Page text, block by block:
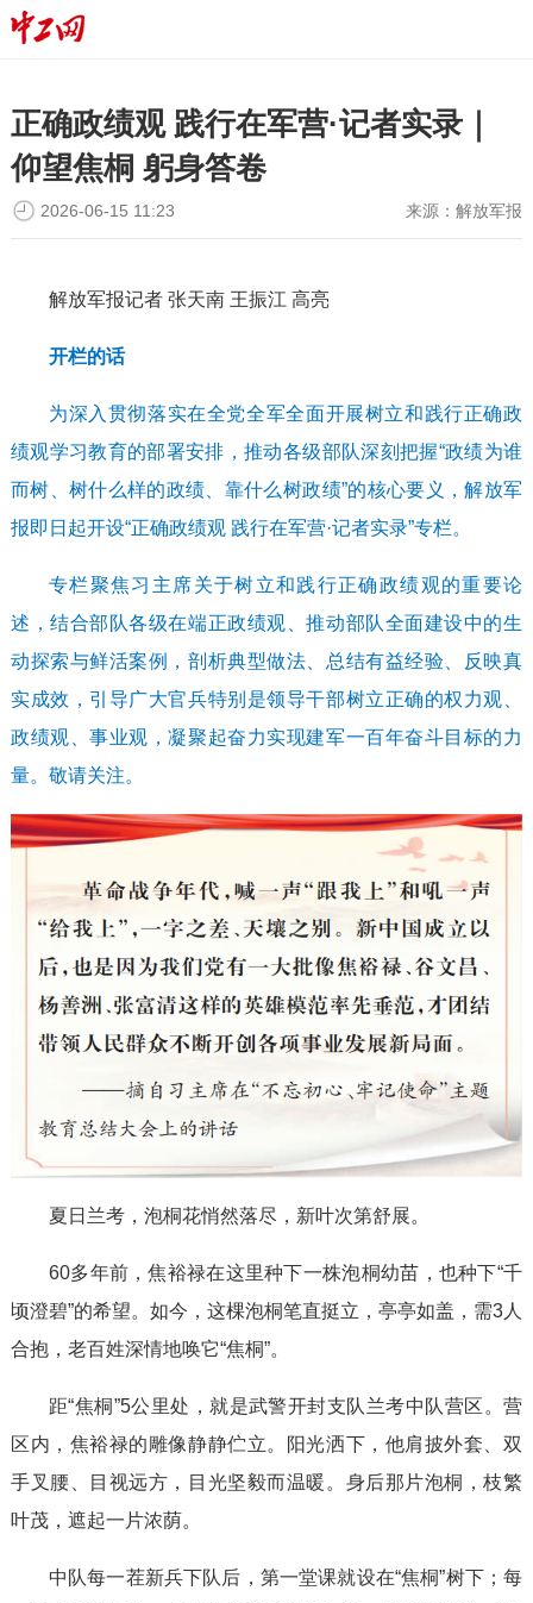
正确政绩观 践行在军营·记者实录｜
仰望焦桐 躬身答卷
来源：解放军报
2026-06-15 11:23
解放军报记者 张天南 王振江 高亮
开栏的话
为深入贯彻落实在全党全军全面开展树立和践行正确政
绩观学习教育的部署安排，推动各级部队深刻把握“政绩为谁
而树、树什么样的政绩、靠什么树政绩”的核心要义，解放军
报即日起开设“正确政绩观 践行在军营·记者实录”专栏。
专栏聚焦习主席关于树立和践行正确政绩观的重要论
述，结合部队各级在端正政绩观、推动部队全面建设中的生
动探索与鲜活案例，剖析典型做法、总结有益经验、反映真
实成效，引导广大官兵特别是领导干部树立正确的权力观、
政绩观、事业观，凝聚起奋力实现建军一百年奋斗目标的力
量。敬请关注。
夏日兰考，泡桐花悄然落尽，新叶次第舒展。
60多年前，焦裕禄在这里种下一株泡桐幼苗，也种下“千
顷澄碧”的希望。如今，这棵泡桐笔直挺立，亭亭如盖，需3人
合抱，老百姓深情地唤它“焦桐”。
距“焦桐”5公里处，就是武警开封支队兰考中队营区。营
区内，焦裕禄的雕像静静伫立。阳光洒下，他肩披外套、双
手叉腰、目视远方，目光坚毅而温暖。身后那片泡桐，枝繁
叶茂，遮起一片浓荫。
中队每一茬新兵下队后，第一堂课就设在“焦桐”树下；每